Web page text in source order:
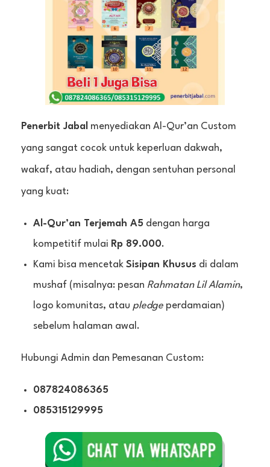
Penerbit Jabal menyediakan Al-Qur’an Custom
yang sangat cocok untuk keperluan dakwah,
wakaf, atau hadiah, dengan sentuhan personal
yang kuat:
Al-Qur’an Terjemah A5dengan harga
kompetitif mulai Rp 89.000.
Kami bisa mencetak Sisipan Khusus di dalam
mushaf (misalnya: pesan Rahmatan Lil Alamin,
logo komunitas, atau pledgeperdamaian)
sebelum halaman awal.
Hubungi Admin dan Pemesanan Custom:
087824086365
085315129995